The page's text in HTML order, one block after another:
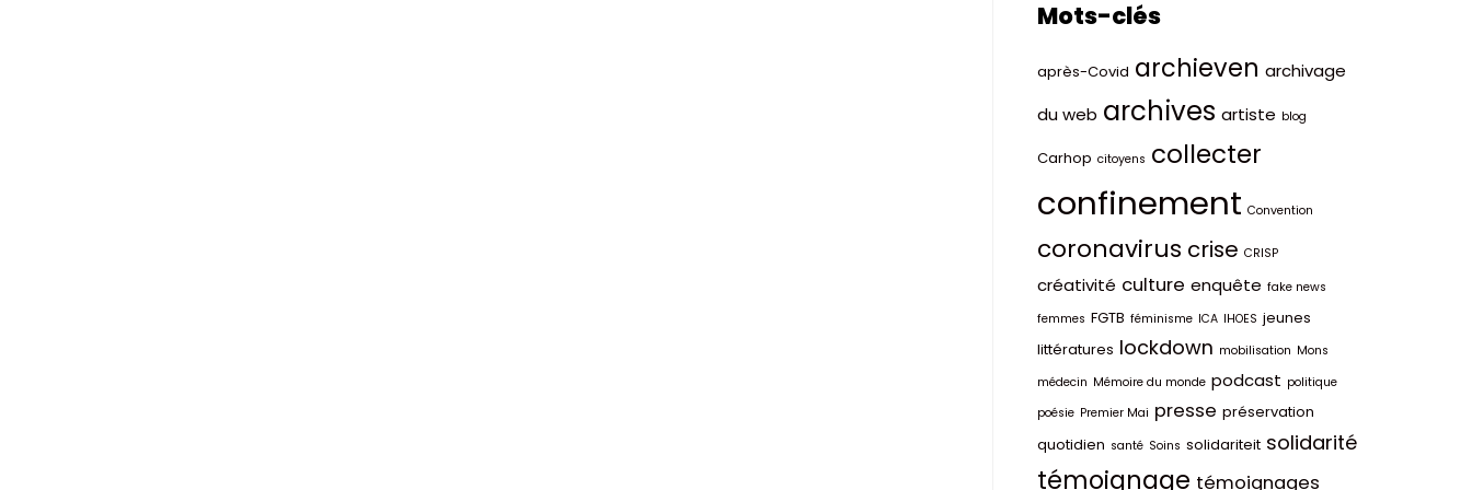
Mots-clés
après-Covid archieven archivage
du web archives artiste blog
Carhop citoyens collecter
confinement Convention
coronavirus crise CRISP
créativité culture enquête fake news
femmes FGTB féminisme ICA IHOES jeunes
littératures lockdown mobilisation Mons
médecin Mémoire du monde podcast politique
poésie Premier Mai presse préservation
quotidien santé Soins solidariteit solidarité
témoignage témoignages